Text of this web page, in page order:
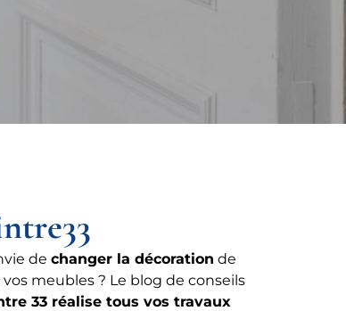
de changer la décoration de
meubles ? Le blog de conseils
33 réalise tous vos travaux